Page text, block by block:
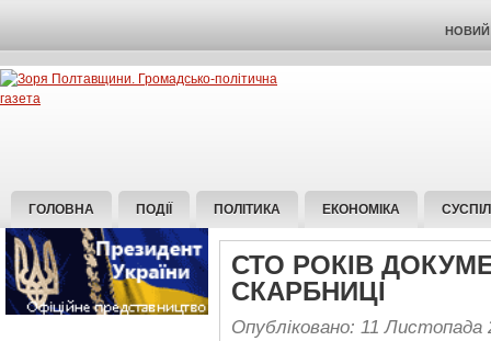
НОВИЙ
ГОЛОВНА ПОДІЇ ПОЛІТИКА ЕКОНОМІКА
СТО РОКІВ
СКАРБНИЦІ
Опубліковано: 11 Листопада